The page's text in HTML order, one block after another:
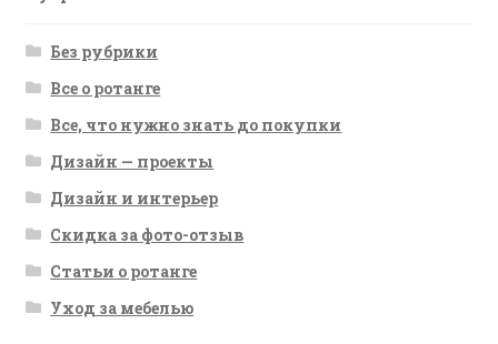
Без рубрики
Все о ротанге
Все, что нужно знать до покупки
Дизайн — проекты
Дизайн и интерьер
Скидка за фото-отзыв
Статьи о ротанге
Уход за мебелью